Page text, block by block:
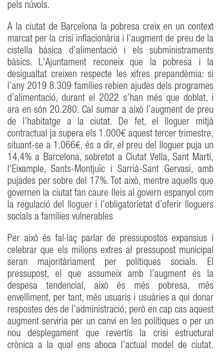
pels núvols.
A la ciutat de Barcelona la pobresa creix en un context
marcat per la crisi inflacionària i l’augment de preu de la
cistella bàsica d’alimentació i els subministraments
bàsics. L'Ajuntament reconeix que la pobresa i la
desigualtat creixen respecte les xifres prepandèmia: si
l’any 2019 8.309 famílies rebien ajudes dels programes
d’alimentació, durant el 2022 s’han més que doblat, i
ara en són 20.280. Cal sumar a això l’augment de preu
de l’habitatge a la ciutat. De fet, el lloguer mitjà
contractual ja supera els 1.000€ aquest tercer trimestre,
situant-se a 1.066€, és a dir, el preu del lloguer puja un
14,4% a Barcelona, sobretot a Ciutat Vella, Sant Martí,
l'Eixample, Sants-Montjuïc i Sarrià-Sant Gervasi, amb
pujades per sobre del 17%. Tot això, mentre aquells que
governen la ciutat fan caure lleis al govern espanyol com
la regulació del lloguer i l’obligatorietat d’oferir lloguers
socials a famílies vulnerables
Per això és fal·laç parlar de pressupostos expansius i
celebrar que els milions extres al pressupost municipal
seran majoritàriament per polítiques socials. El
pressupost, el que assumeix amb l’augment és la
despesa tendencial, això és més pobresa, més
envelliment, per tant, més usuaris i usuàries a qui donar
respostes des de l’administració; però en cap cas aquest
augment serviria per un canvi en les polítiques o per un
nou desplegament que revertís la crisi estructural
crònica a la qual ens aboca l’actual model de ciutat.